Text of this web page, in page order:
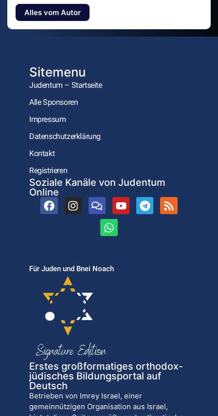
Alles vom Autor
Sitemenu
Judentum – Startseite
Alle Sponsoren
Impressum
Datenschutzerklärung
Kontakt
Registrieren
Soziale Kanäle von Judentum
Online
Für Juden und Bnei Noach
Erstes großformatiges orthodox-
jüdisches Bildungsportal auf
Deutsch
Betrieben von Imrey Israel, einer
gemeinnützigen Organisation aus Israel,